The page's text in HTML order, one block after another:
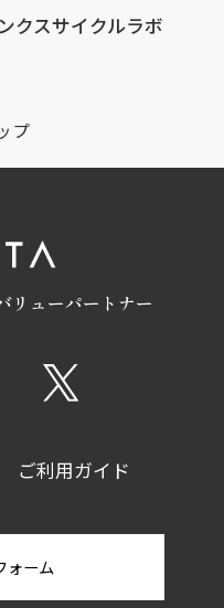
クスサイクルラボ
プ
リューパートナー
ご利用ガイド
ォーム